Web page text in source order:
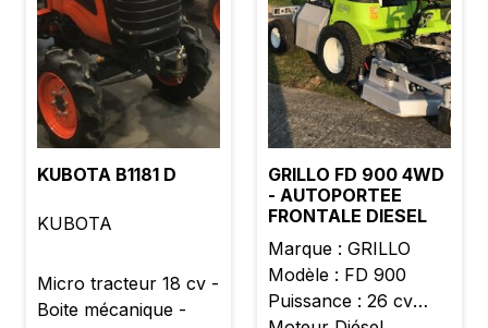
KUBOTA B1181 D
KUBOTA
Micro tracteur 18 cv -
Boite mécanique -
GRILLO FD 900 4WD
- AUTOPORTEE
FRONTALE DIESEL
Marque : GRILLO
Modèle : FD 900
Puissance : 26 cv